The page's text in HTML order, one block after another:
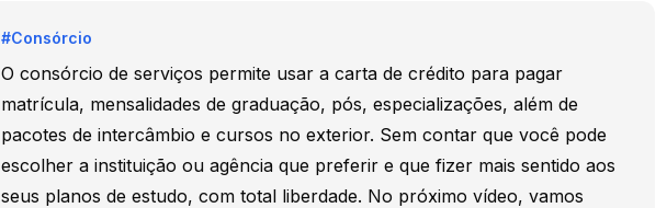
#Consórcio
O consórcio de serviços permite usar a carta de crédito para pagar
matrícula, mensalidades de graduação, pós, especializações, além de
pacotes de intercâmbio e cursos no exterior. Sem contar que você pode
escolher a instituição ou agência que preferir e que fizer mais sentido aos
seus planos de estudo, com total liberdade. No próximo vídeo, vamos